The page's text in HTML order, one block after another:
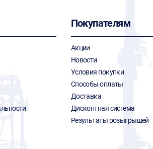
Покупателям
Акции
Новости
Условия покупки
Способы оплаты
Доставка
Дисконтная система
Результаты розыгрышей